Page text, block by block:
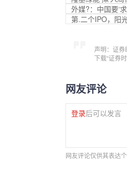
外媒?：中国要‘
第.二个IPO，阳
声明：证
下载“证券
网友评论
登录后可以发言
网友评论仅供其表达